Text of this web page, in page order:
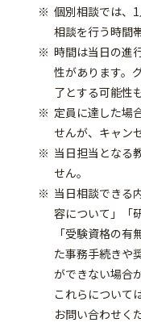
個別相談では、
相談を行う時間
時間は当日の進
性があります。
了とする可能性
定員に達した場
せんが、キャン
当日担当となる
せん。
当日相談できる
容について」「
「受験資格の
た事務手続きや
ができない場合
これらについて
お問い合わせく